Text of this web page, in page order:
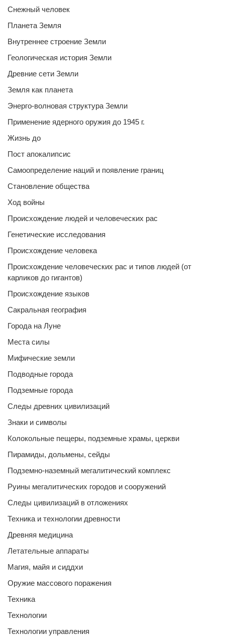
Снежный человек
Планета Земля
Внутреннее строение Земли
Геологическая история Земли
Древние сети Земли
Земля как планета
Энерго-волновая структура Земли
Применение ядерного оружия до 1945 г.
Жизнь до
Пост апокалипсис
Самоопределение наций и появление границ
Становление общества
Ход войны
Происхождение людей и человеческих рас
Генетические исследования
Происхождение человека
Происхождение человеческих рас и типов людей (от
карликов до гигантов)
Происхождение языков
Сакральная география
Города на Луне
Места силы
Мифические земли
Подводные города
Подземные города
Следы древних цивилизаций
Знаки и символы
Колокольные пещеры, подземные храмы, церкви
Пирамиды, дольмены, сейды
Подземно-наземный мегалитический комплекс
Руины мегалитических городов и сооружений
Следы цивилизаций в отложениях
Техника и технологии древности
Древняя медицина
Летательные аппараты
Магия, майя и сиддхи
Оружие массового поражения
Техника
Технологии
Технологии управления